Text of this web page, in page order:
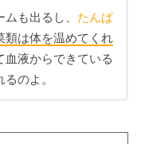
も出るし、 たんぱ
類は体を温めてくれ
血液からできている
のよ。